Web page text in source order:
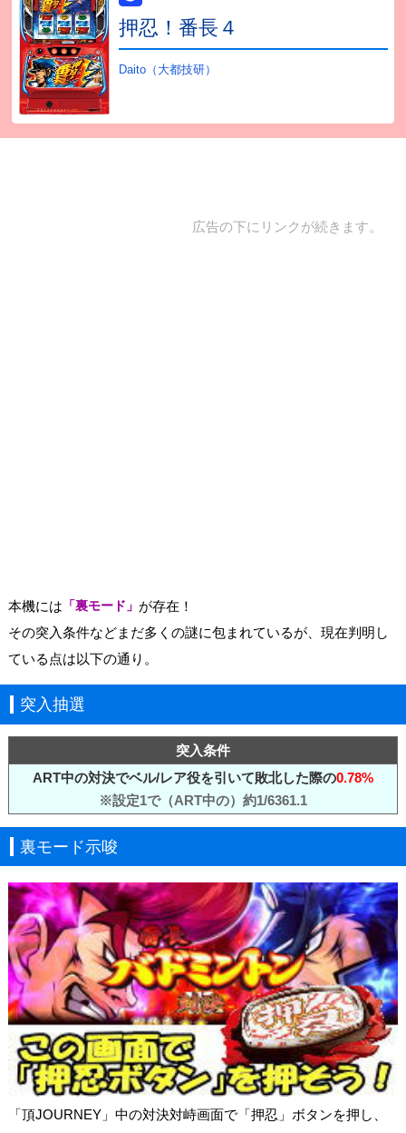
押忍！番長４
Daito（大都技研）
広告の下にリンクが続きます。
本機には 「裏モード」 が存在！
その突入条件などまだ多くの謎に包まれているが、現在判明し
ている点は以下の通り。
突入抽選
突入条件
ART中の対決でベル/レア役を引いて敗北した際の0.78%
※設定1で（ART中の）約1/6361.1
裏モード示唆
「頂JOURNEY」中の対決対峙画面で「押忍」ボタンを押し、